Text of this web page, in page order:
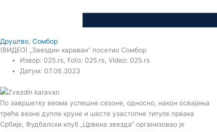
Друштво, Сомбор
(ВИДЕО) „Звездин караван” посетио Сомбор
Извор: 025.rs, Foto: 025.rs, Video: 025.rs
Датум: 07.06.2023
По завршетку веома успешне сезоне, односно, након освајања
треће везне дупле круне и шесте узастопне титуле првака
Србије, Фудбалски клуб „Црвена звезда” организовао је